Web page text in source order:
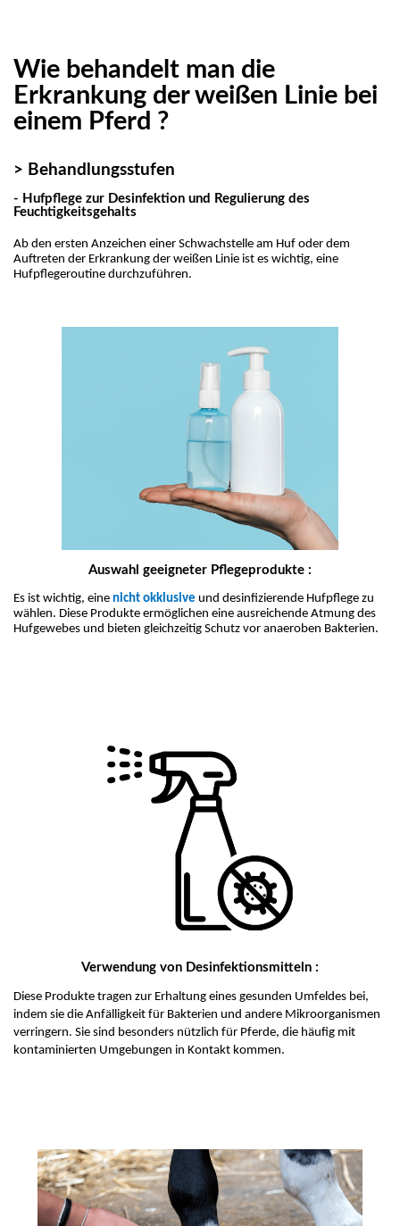
Wie behandelt man die
Erkrankung der weißen Linie bei
einem Pferd ?
> Behandlungsstufen
- Hufpflege zur Desinfektion und Regulierung des
Feuchtigkeitsgehalts
Ab den ersten Anzeichen einer Schwachstelle am Huf oder dem
Auftreten der Erkrankung der weißen Linie ist es wichtig, eine
Hufpflegeroutine durchzuführen.
Auswahl geeigneter Pflegeprodukte :
Es ist wichtig, eine nicht okklusive und desinfizierende Hufpflege zu
wählen. Diese Produkte ermöglichen eine ausreichende Atmung des
Hufgewebes und bieten gleichzeitig Schutz vor anaeroben Bakterien.
Verwendung von Desinfektionsmitteln :
Diese Produkte tragen zur Erhaltung eines gesunden Umfeldes bei,
indem sie die Anfälligkeit für Bakterien und andere Mikroorganismen
verringern. Sie sind besonders nützlich für Pferde, die häufig mit
kontaminierten Umgebungen in Kontakt kommen.